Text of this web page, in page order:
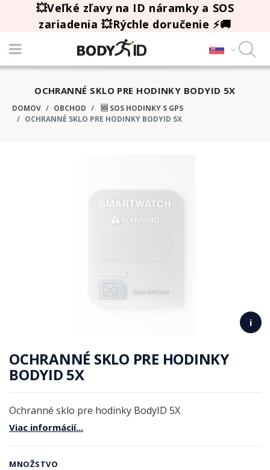
💥Veľké zľavy na ID náramky a SOS
zariadenia 💥Rýchle doručenie ⚡🚚
OCHRANNÉ SKLO PRE HODINKY BODYID 5X
DOMOV OBCHOD
🆘 SOS HODINKY S GPS
OCHRANNÉ SKLO PRE HODINKY BODYID 5X
i
OCHRANNÉ SKLO PRE HODINKY
BODYID 5X
Ochranné sklo pre hodinky BodyID 5X
Viac informácií...
MNOŽSTVO